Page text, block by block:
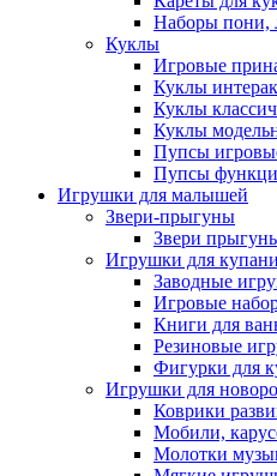
Наборы пони,
Куклы
Игровые
Куклы
Куклы
Куклы
Пупсы
Пупсы
Игрушки для малышей
Звери-прыгуны
Звери
Игрушки для
Заводные
Игровые
Книги для
Резиновые
Фигурки для
Игрушки для
Коврики
Мобили,
Молотки